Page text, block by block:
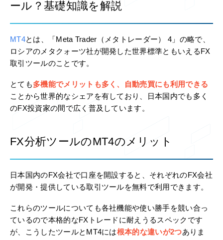
ール？基礎知識を解説
MT4とは、「Meta Trader（メタトレーダー） 4」の略で、
ロシアのメタクォーツ社が開発した世界標準ともいえるFX
取引ツールのことです。
とても多機能でメリットも多く、自動売買にも利用できる
ことから世界的なシェアを有しており、日本国内でも多く
のFX投資家の間で広く普及しています。
FX分析ツールのMT4のメリット
日本国内のFX会社で口座を開設すると、それぞれのFX会社
が開発・提供している取引ツールを無料で利用できます。
これらのツールについても各社機能や使い勝手を競い合っ
ているので本格的なFXトレードに耐えうるスペックです
が、こうしたツールとMT4には根本的な違いが2つありま